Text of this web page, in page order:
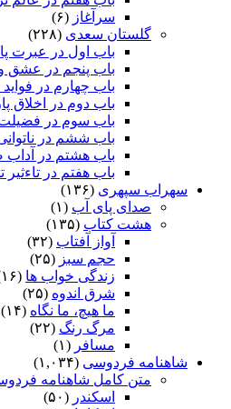
سرآغاز (۶)
گلستان سعدی (۲۲۸)
باب اول در عبرت
باب پنجم در عشق
باب چهارم در
باب دوم در اخلاق
باب سوم در
باب ششم در
باب هشتم در
باب هفتم در تاءثیر
سهراب سپهری (۱۳۶)
صدای پای آب (۱)
هشت کتاب (۱۳۵)
آواز آفتاب (۳۲)
حجم سبز (۲۵)
زندگی خواب ها (۱۶)
شرق اندوه (۲۵)
ما هیچ، ما نگاه (۱۴)
مرگ رنگ (۲۲)
مسافر (۱)
شاهنامه فردوسی (۱,۰۳۴)
متن کامل شاهنامه
اسکندر (۵۰)